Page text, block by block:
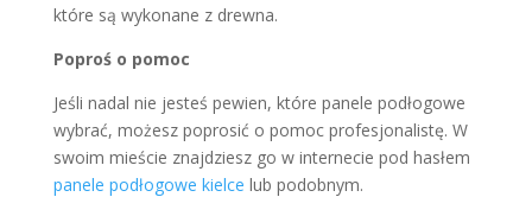
które są wykonane z drewna.
Poproś o pomoc
Jeśli nadal nie jesteś pewien, które panele podłogowe
wybrać, możesz poprosić o pomoc profesjonalistę. W
swoim mieście znajdziesz go w internecie pod hasłem
panele podłogowe kielce lub podobnym.